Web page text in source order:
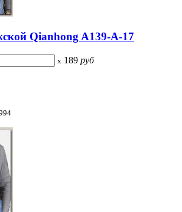
Qianhong A139-A-17
x 189 руб